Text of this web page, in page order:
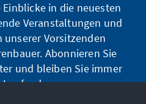
in die neuesten
Veranstaltungen und
Vorsitzenden
Abonnieren Sie
und bleiben Sie immer
Laufenden.